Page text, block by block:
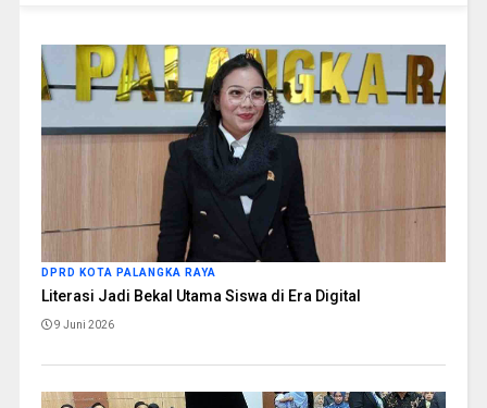
DPRD KOTA PALANGKA RAYA
Literasi Jadi Bekal Utama Siswa di Era Digital
9 Juni 2026